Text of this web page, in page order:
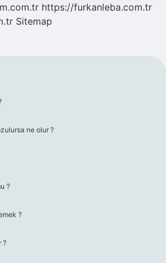
https://furkanleba.com.tr
Sitemap
ne olur ?
?
?
?